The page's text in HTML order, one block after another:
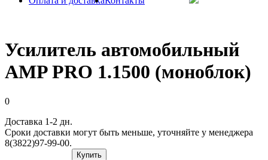
Усилитель автомобильный
AMP PRO 1.1500 (моноблок)
0
Доставка 1-2 дн.
Сроки доставки могут быть меньше, уточняйте у менеджера
8(3822)97-99-00.
Купить